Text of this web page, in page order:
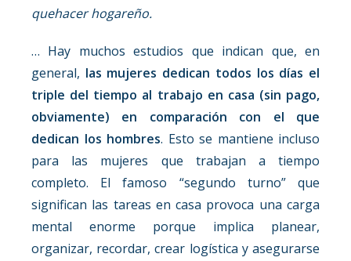
quehacer hogareño.
… Hay muchos estudios que indican que, en
general, las mujeres dedican todos los días el
triple del tiempo al trabajo en casa (sin pago,
obviamente) en comparación con el que
dedican los hombres. Esto se mantiene incluso
para las mujeres que trabajan a tiempo
completo. El famoso “segundo turno” que
significan las tareas en casa provoca una carga
mental enorme porque implica planear,
organizar, recordar, crear logística y asegurarse